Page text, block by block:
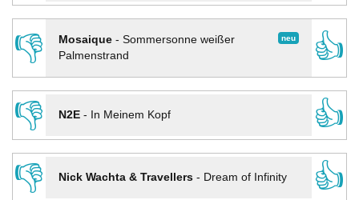
👎
neu
Mosaique- Sommersonne weißer
Palmenstrand
👍
👎
N2E- In Meinem Kopf
👍
👎
Nick Wachta & Travellers- Dream of Infinity
👍